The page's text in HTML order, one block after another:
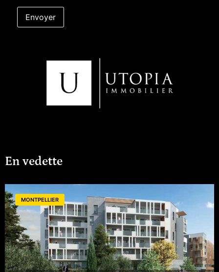
En vedette
MONTPELLIER